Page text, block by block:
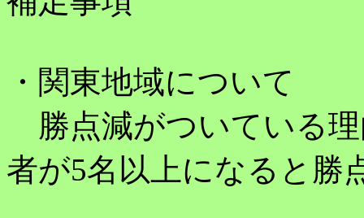
・関東地域について
勝点減がついている
者が5名以上になると勝